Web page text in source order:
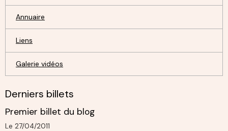
Annuaire
Liens
Galerie vidéos
Derniers billets
Premier billet du blog
Le 27/04/2011